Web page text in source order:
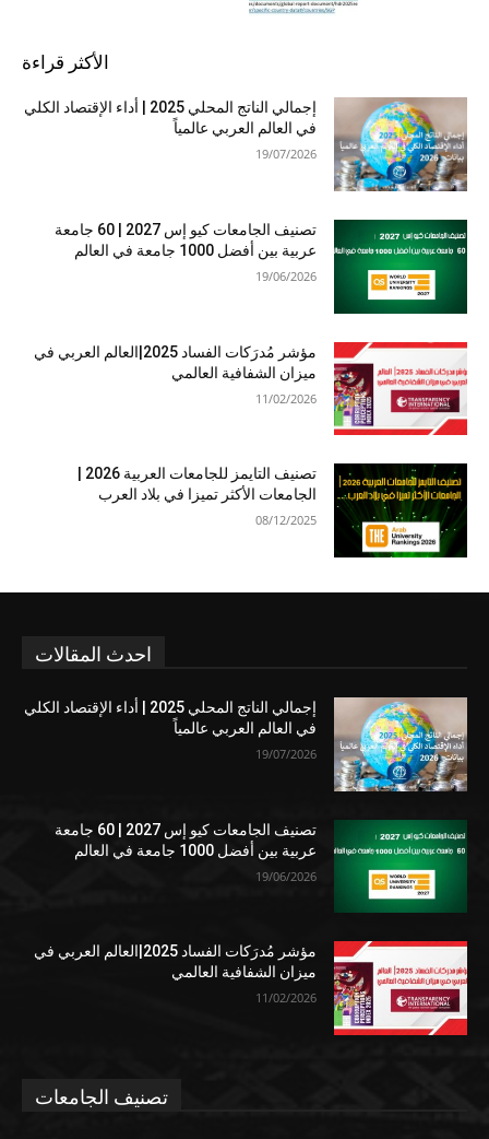
الأكثر قراءة
إجمالي الناتج المحلي 2025 | أداء الإقتصاد الكلي
في العالم العربي عالمياً
19/07/2026
تصنيف الجامعات كيو إس 2027 | 60 جامعة
عربية بين أفضل 1000 جامعة في العالم
19/06/2026
مؤشر مُدرَكات الفساد 2025|العالم العربي في
ميزان الشفافية العالمي
11/02/2026
الجامعات الأكثر تميزا في بلاد العرب
08/12/2025
احدث المقالات
إجمالي الناتج المحلي 2025 | أداء الإقتصاد الكلي
في العالم العربي عالمياً
19/07/2026
تصنيف الجامعات كيو إس 2027 | 60 جامعة
عربية بين أفضل 1000 جامعة في العالم
19/06/2026
مؤشر مُدرَكات الفساد 2025|العالم العربي في
ميزان الشفافية العالمي
11/02/2026
تصنيف الجامعات